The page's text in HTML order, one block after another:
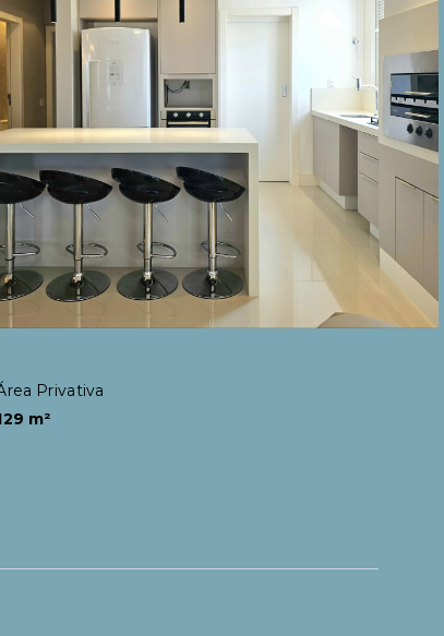
Privativa
m²